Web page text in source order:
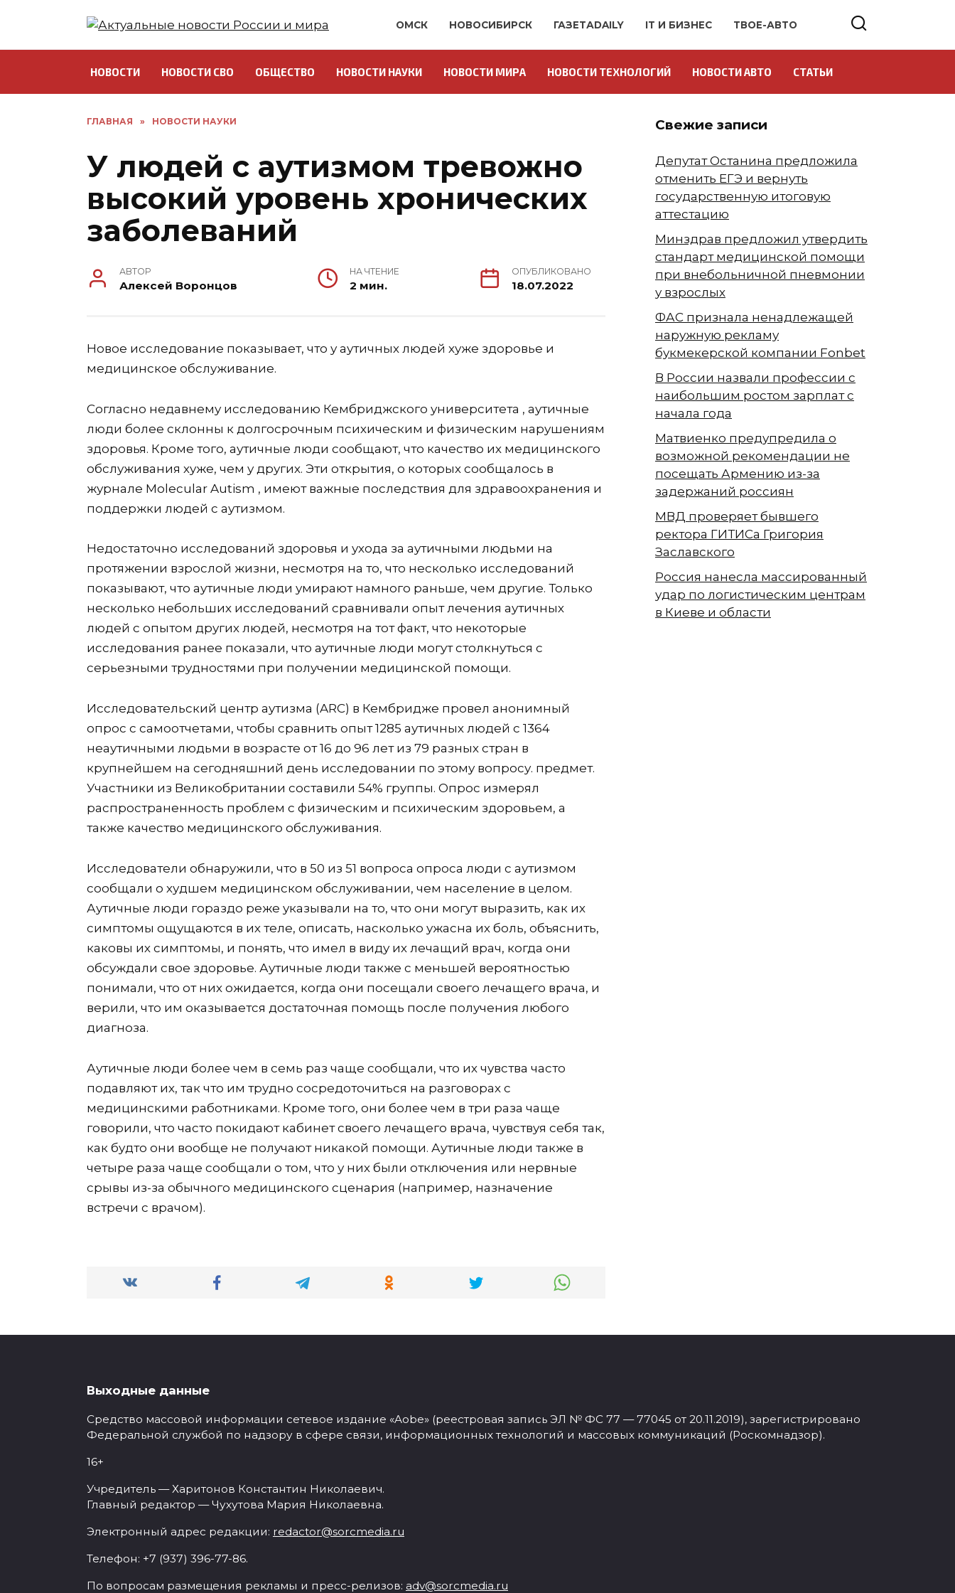
ОМСК НОВОСИБИРСК ГАЗЕТАDAILY IT И БИЗНЕС ТВОЕ-АВТО
НОВОСТИ НОВОСТИ СВО ОБЩЕСТВО НОВОСТИ НАУКИ НОВОСТИ МИРА НОВОСТИ ТЕХНОЛОГИЙ НОВОСТИ АВТО СТАТЬИ
ГЛАВНАЯ » НОВОСТИ НАУКИ
У людей с аутизмом тревожно
высокий уровень хронических
заболеваний
АВТОР
Алексей Воронцов
НА ЧТЕНИЕ
2 мин.
ОПУБЛИКОВАНО
18.07.2022
Новое исследование показывает, что у аутичных людей хуже здоровье и
медицинское обслуживание.
Согласно недавнему исследованию Кембриджского университета , аутичные
люди более склонны к долгосрочным психическим и физическим нарушениям
здоровья. Кроме того, аутичные люди сообщают, что качество их медицинского
обслуживания хуже, чем у других. Эти открытия, о которых сообщалось в
журнале Molecular Autism , имеют важные последствия для здравоохранения и
поддержки людей с аутизмом.
Недостаточно исследований здоровья и ухода за аутичными людьми на
протяжении взрослой жизни, несмотря на то, что несколько исследований
показывают, что аутичные люди умирают намного раньше, чем другие. Только
несколько небольших исследований сравнивали опыт лечения аутичных
людей с опытом других людей, несмотря на тот факт, что некоторые
исследования ранее показали, что аутичные люди могут столкнуться с
серьезными трудностями при получении медицинской помощи.
Исследовательский центр аутизма (ARC) в Кембридже провел анонимный
опрос с самоотчетами, чтобы сравнить опыт 1285 аутичных людей с 1364
неаутичными людьми в возрасте от 16 до 96 лет из 79 разных стран в
крупнейшем на сегодняшний день исследовании по этому вопросу. предмет.
Участники из Великобритании составили 54% группы. Опрос измерял
распространенность проблем с физическим и психическим здоровьем, а
также качество медицинского обслуживания.
Исследователи обнаружили, что в 50 из 51 вопроса опроса люди с аутизмом
сообщали о худшем медицинском обслуживании, чем население в целом.
Аутичные люди гораздо реже указывали на то, что они могут выразить, как их
симптомы ощущаются в их теле, описать, насколько ужасна их боль, объяснить,
каковы их симптомы, и понять, что имел в виду их лечащий врач, когда они
обсуждали свое здоровье. Аутичные люди также с меньшей вероятностью
понимали, что от них ожидается, когда они посещали своего лечащего врача, и
верили, что им оказывается достаточная помощь после получения любого
диагноза.
Аутичные люди более чем в семь раз чаще сообщали, что их чувства часто
подавляют их, так что им трудно сосредоточиться на разговорах с
медицинскими работниками. Кроме того, они более чем в три раза чаще
говорили, что часто покидают кабинет своего лечащего врача, чувствуя себя так,
как будто они вообще не получают никакой помощи. Аутичные люди также в
четыре раза чаще сообщали о том, что у них были отключения или нервные
срывы из-за обычного медицинского сценария (например, назначение
встречи с врачом).
Свежие записи
Депутат Останина предложила
отменить ЕГЭ и вернуть
государственную итоговую
аттестацию
Минздрав предложил утвердить
стандарт медицинской помощи
при внебольничной пневмонии
у взрослых
ФАС признала ненадлежащей
наружную рекламу
букмекерской компании Fonbet
В России назвали профессии с
наибольшим ростом зарплат с
начала года
Матвиенко предупредила о
возможной рекомендации не
посещать Армению из-за
задержаний россиян
МВД проверяет бывшего
ректора ГИТИСа Григория
Заславского
Россия нанесла массированный
удар по логистическим центрам
в Киеве и области
Выходные данные
Средство массовой информации сетевое издание «Aobe» (реестровая запись ЭЛ № ФС 77 — 77045 от 20.11.2019), зарегистрировано
Федеральной службой по надзору в сфере связи, информационных технологий и массовых коммуникаций (Роскомнадзор).
16+
Учредитель — Харитонов Константин Николаевич.
Главный редактор — Чухутова Мария Николаевна.
Электронный адрес редакции: redactor@sorcmedia.ru
Телефон: +7 (937) 396-77-86.
По вопросам размещения рекламы и пресс-релизов: adv@sorcmedia.ru